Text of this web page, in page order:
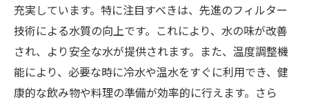
充実しています。特に注目すべきは、先進のフィルター
技術による水質の向上です。これにより、水の味が改善
され、より安全な水が提供されます。また、温度調整機
能により、必要な時に冷水や温水をすぐに利用でき、健
康的な飲み物や料理の準備が効率的に行えます。さら